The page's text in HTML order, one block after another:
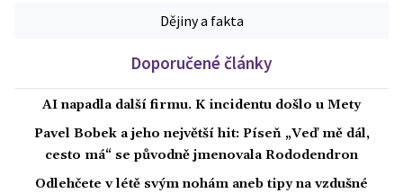
Dějiny a fakta
Doporučené články
AI napadla další firmu. K incidentu došlo u Mety
Pavel Bobek a jeho největší hit: Píseň „Veď mě dál,
cesto má“ se původně jmenovala Rododendron
Odlehčete v létě svým nohám aneb tipy na vzdušné